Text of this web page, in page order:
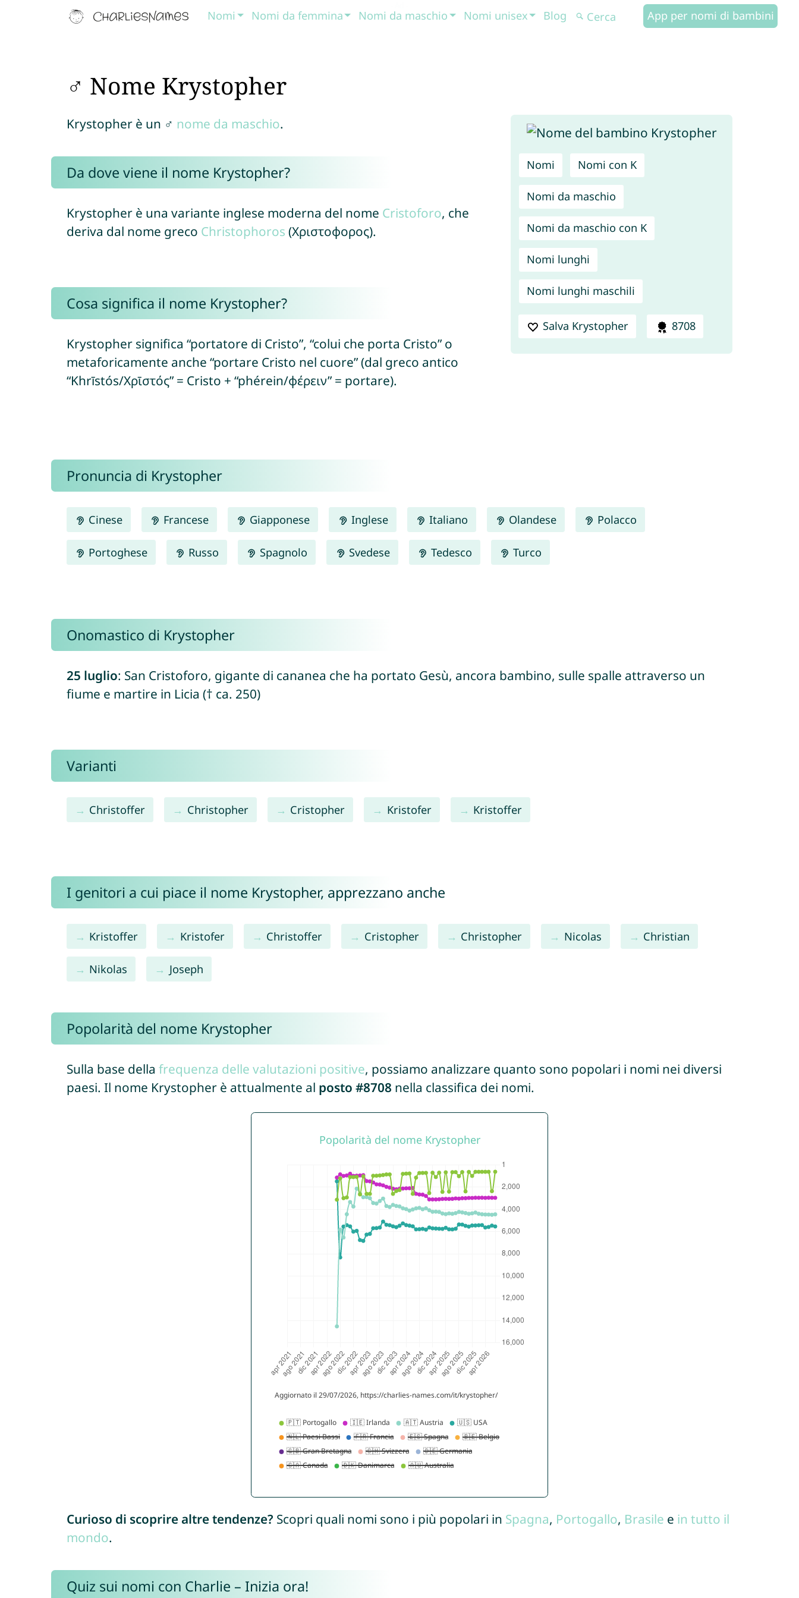
Nomi Nomi da femmina Nomi da maschio Nomi unisex Blog App per nomi di bambini
♂ Nome Krystopher
Nomi Nomi con K
Nomi da maschio
Nomi da maschio con K
Nomi lunghi
Nomi lunghi maschili
Salva Krystopher 8708
Krystopher è un ♂ nome da maschio.
Da dove viene il nome Krystopher?
Krystopher è una variante inglese moderna del nome Cristoforo, che
deriva dal nome greco Christophoros (Χριστοφορος).
Cosa significa il nome Krystopher?
Krystopher significa “portatore di Cristo”, “colui che porta Cristo” o
metaforicamente anche “portare Cristo nel cuore” (dal greco antico
“Khrīstós/Χρῑστός” = Cristo + “phérein/φέρειν” = portare).
Pronuncia di Krystopher
Cinese Francese Giapponese Inglese Italiano Olandese Polacco
Portoghese Russo Spagnolo Svedese Tedesco Turco
Onomastico di Krystopher
25 luglio: San Cristoforo, gigante di cananea che ha portato Gesù, ancora bambino, sulle spalle attraverso un
fiume e martire in Licia († ca. 250)
Varianti
Christoffer Christopher Cristopher Kristofer Kristoffer
I genitori a cui piace il nome Krystopher, apprezzano anche
Kristoffer Kristofer Christoffer Cristopher Christopher Nicolas Christian
Nikolas Joseph
Popolarità del nome Krystopher
Sulla base della frequenza delle valutazioni positive, possiamo analizzare quanto sono popolari i nomi nei diversi
paesi. Il nome Krystopher è attualmente al posto #8708 nella classifica dei nomi.
Curioso di scoprire altre tendenze? Scopri quali nomi sono i più popolari in Spagna, Portogallo, Brasile e in tutto il
mondo.
Quiz sui nomi con Charlie – Inizia ora!